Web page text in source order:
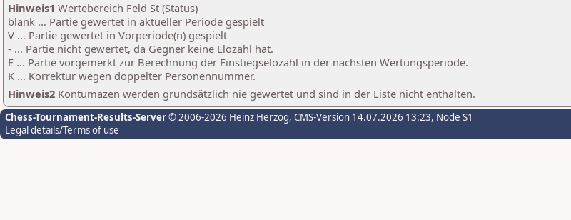
Hinweis1 Wertebereich Feld St (Status)
blank ... Partie gewertet in aktueller Periode gespielt
V ... Partie gewertet in Vorperiode(n) gespielt
- ... Partie nicht gewertet, da Gegner keine Elozahl hat.
E ... Partie vorgemerkt zur Berechnung der Einstiegselozahl in der nächsten Wertungsperiode.
K ... Korrektur wegen doppelter Personennummer.
Hinweis2 Kontumazen werden grundsätzlich nie gewertet und sind in der Liste nicht enthalten.
Chess-Tournament-Results-Server© 2006-2026 Heinz Herzog, CMS-Version 14.07.2026 13:23, Node S1
Legal details/Terms of use